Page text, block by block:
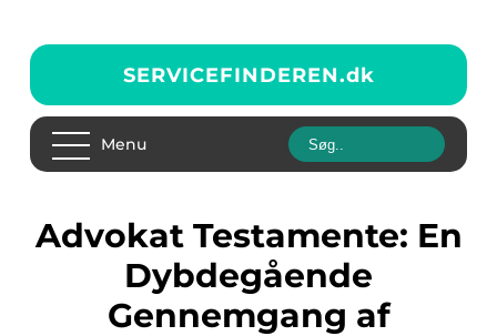
SERVICEFINDEREN.dk
Menu
Advokat Testamente: En
Dybdegående
Gennemgang af